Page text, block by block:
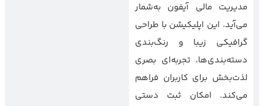
مدیریت مالی آیفون به‌شمار
می‌آید. این اپلیکیشن با طراحی
گرافیکی زیبا و رنگ‌بندی
دسته‌بندی‌ها، تجربه‌ای بصری
لذت‌بخش برای کاربران فراهم
می‌کند. امکان ثبت دستی